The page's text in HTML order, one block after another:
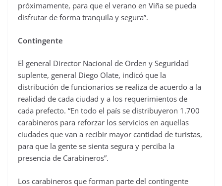
próximamente, para que el verano en Viña se pueda
disfrutar de forma tranquila y segura”.
Contingente
El general Director Nacional de Orden y Seguridad
suplente, general Diego Olate, indicó que la
distribución de funcionarios se realiza de acuerdo a la
realidad de cada ciudad y a los requerimientos de
cada prefecto. “En todo el país se distribuyeron 1.700
carabineros para reforzar los servicios en aquellas
ciudades que van a recibir mayor cantidad de turistas,
para que la gente se sienta segura y perciba la
presencia de Carabineros”.
Los carabineros que forman parte del contingente